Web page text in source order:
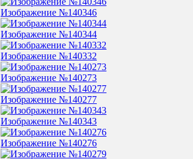
Изображение №140346
Изображение №140344
Изображение №140332
Изображение №140273
Изображение №140277
Изображение №140343
Изображение №140276